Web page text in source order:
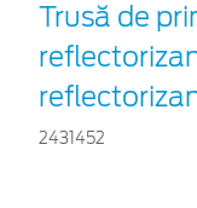
Trusă de
2431452